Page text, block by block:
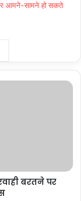
आमने-सामने हो सकते
बरतने पर